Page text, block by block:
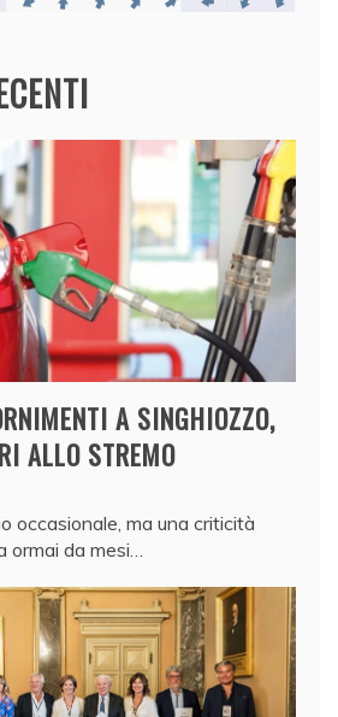
A SINGHIOZZO,
ALLO STREMO
occasionale, ma una criticità
ormai da mesi…